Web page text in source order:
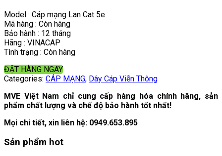
Model : Cáp mạng Lan Cat 5e
Mã hàng : Còn hàng
Bảo hành : 12 tháng
Hãng : VINACAP
Tình trạng : Còn hàng
ĐẶT HÀNG NGAY
Categories: CÁP MẠNG, Dây Cáp Viễn Thông
MVE Việt Nam chỉ cung cấp hàng hóa chính hãng, sản
phẩm chất lượng và chế độ bảo hành tốt nhất!
Mọi chi tiết, xin liên hệ: 0949.653.895
Sản phẩm hot